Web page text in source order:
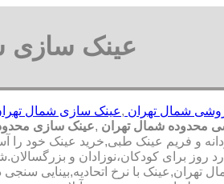
عینک سازی
شمال تهران ,عینک سازی شمال
محدوده شمال تهران ,عینک سازی
و فریم عینک طبی,خرید عینک خود را
برای کودکان،نوزادان و
با نرخ اتحادیه,بینایی